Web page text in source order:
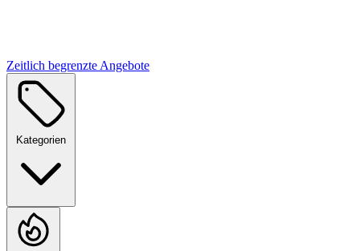
Zeitlich begrenzte Angebote
Kategorien